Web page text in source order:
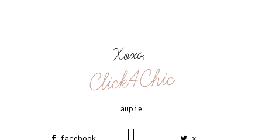
Xoxo,
Click4Chic
aupie